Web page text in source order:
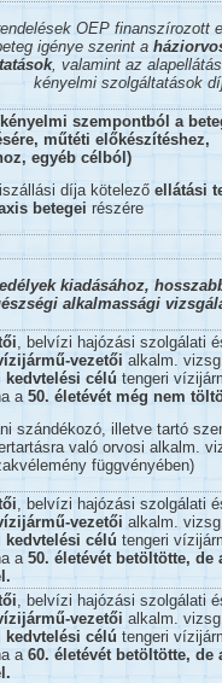
OEP finanszírozott
igénye szerint a
, valamint az
kényelmi szolgáltatások
szempontból a
műtéti előkészítéshez,
egyéb célból)
díja kötelezőellátási
betegei részére
kiadásához,
alkalmassági
, belvízi hajózási szolgálati
vezetői alkalm.
kedvtelési célútengeri
a50. életévét még nem
szándékozó, illetve tartó
való orvosi alkalm.
függvényében)
, belvízi hajózási szolgálati
vezetői alkalm.
kedvtelési célú tengeri
a50. életévét betöltötte, de
, belvízi hajózási szolgálati
vezetői alkalm.
kedvtelési célú tengeri
a60. életévét betöltötte, de